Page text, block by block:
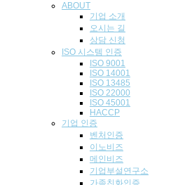
ABOUT
기업 소개
오시는 길
상담 신청
ISO 시스템 인 증
ISO 9001
ISO 14001
ISO 13485
ISO 22000
ISO 45001
HACCP
기업 인증
벤처인증
이노비즈
메인비즈
기업부설연구소
가족친화인증